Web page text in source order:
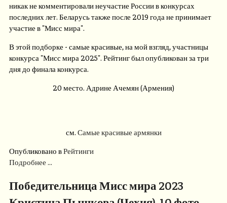
никак не комментировали неучастие России в конкурсах
последних лет. Беларусь также после 2019 года не принимает
участие в "Мисс мира".
В этой подборке - самые красивые, на мой взгляд, участницы
конкурса "Мисс мира 2025". Рейтинг был опубликован за три
дня до финала конкурса.
20 место. Адрине Ачемян (Армения)
см. Самые красивые армянки
Опубликовано вРейтинги
Подробнее ...
Победительница Мисс мира 2023